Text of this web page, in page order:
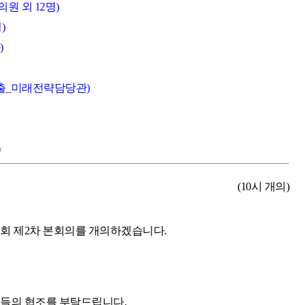
원 외 12명)
_미래전략담당관)
(10시 개의)
제2차 본회의를 개의하겠습니다.
의 협조를 부탁드립니다.